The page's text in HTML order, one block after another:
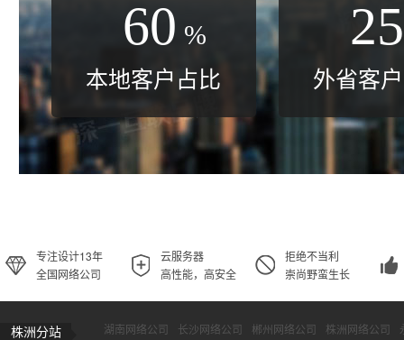
60 %
本地客户占比
25
外省客
专注设计13年
全国网络公司
云服务器
高性能，高安全
拒绝不当利
崇尚野蛮生长
株洲分站 湖南网络公司 长沙网络公司 郴州网络公司 株洲网络公司